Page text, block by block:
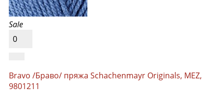
Sale
0
Bravo /Браво/ пряжа Schachenmayr Originals, MEZ,
9801211